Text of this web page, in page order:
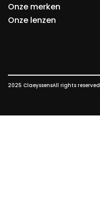
Onze merken
Onze lenzen
2025 ClaeyssensAll rights reserved